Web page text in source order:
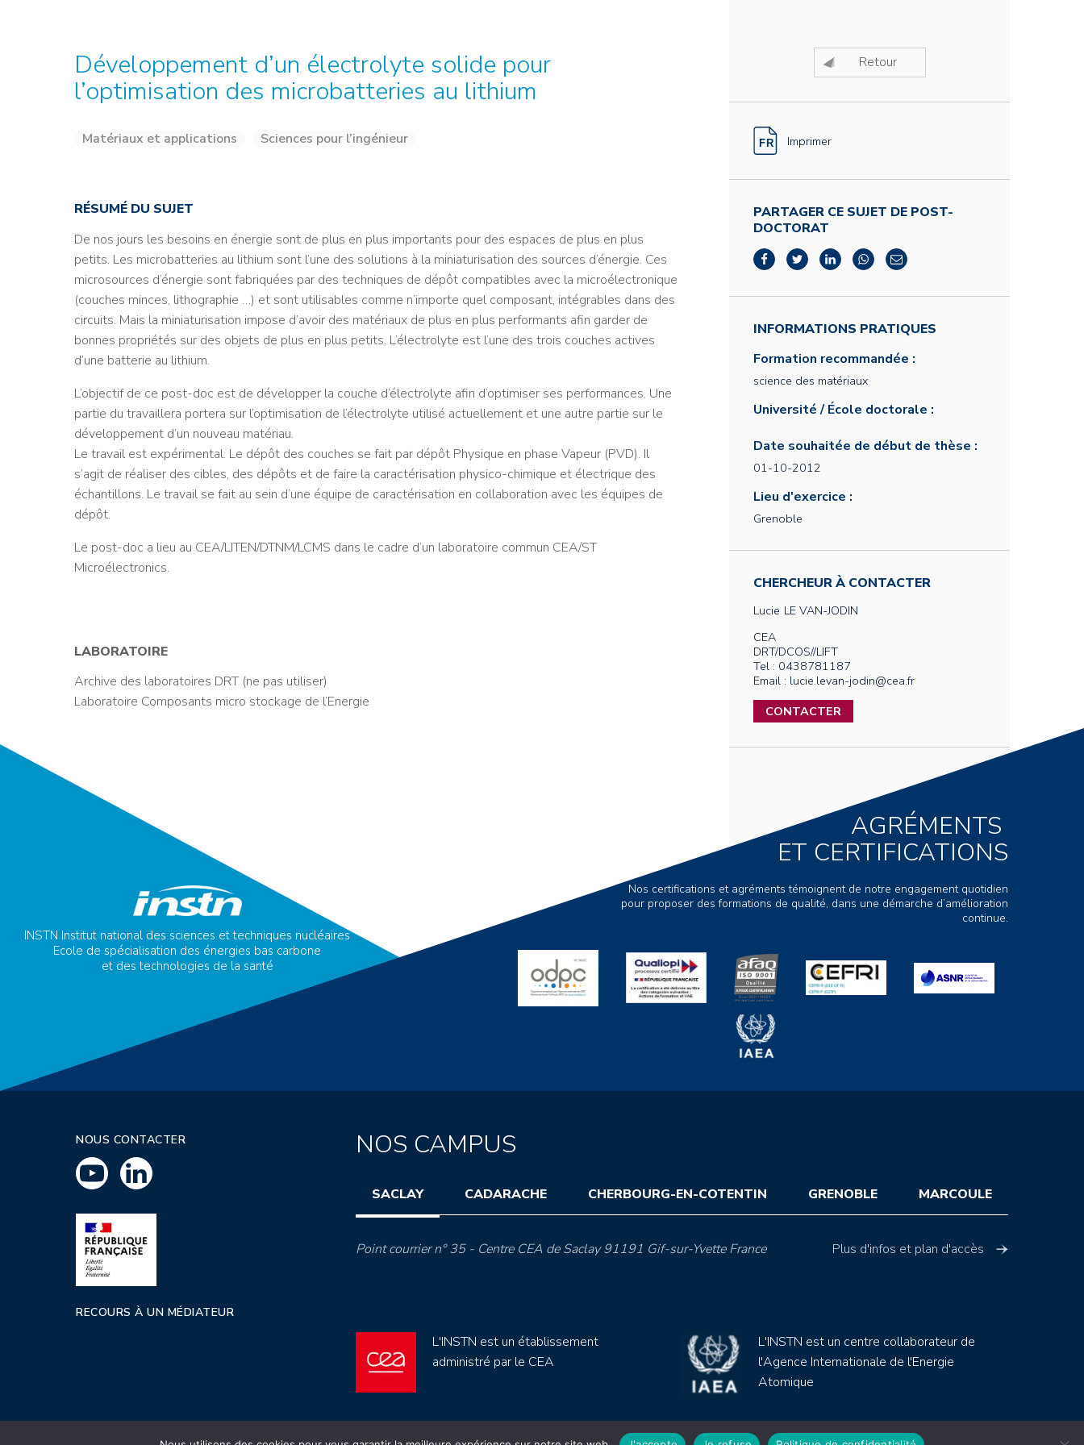
Développement d’un électrolyte solide pour
l’optimisation des microbatteries au lithium
Matériaux et applications Sciences pour l’ingénieur
RÉSUMÉ DU SUJET
De nos jours les besoins en énergie sont de plus en plus importants pour des espaces de plus en plus
petits. Les microbatteries au lithium sont l’une des solutions à la miniaturisation des sources d’énergie. Ces
microsources d’énergie sont fabriquées par des techniques de dépôt compatibles avec la microélectronique
(couches minces, lithographie …) et sont utilisables comme n’importe quel composant, intégrables dans des
circuits. Mais la miniaturisation impose d’avoir des matériaux de plus en plus performants afin garder de
bonnes propriétés sur des objets de plus en plus petits. L’électrolyte est l’une des trois couches actives
d’une batterie au lithium.
L’objectif de ce post-doc est de développer la couche d’électrolyte afin d’optimiser ses performances. Une
partie du travaillera portera sur l’optimisation de l’électrolyte utilisé actuellement et une autre partie sur le
développement d’un nouveau matériau.
Le travail est expérimental. Le dépôt des couches se fait par dépôt Physique en phase Vapeur (PVD). Il
s’agit de réaliser des cibles, des dépôts et de faire la caractérisation physico-chimique et électrique des
échantillons. Le travail se fait au sein d’une équipe de caractérisation en collaboration avec les équipes de
dépôt.
Le post-doc a lieu au CEA/LITEN/DTNM/LCMS dans le cadre d’un laboratoire commun CEA/ST
Microélectronics.
LABORATOIRE
Archive des laboratoires DRT (ne pas utiliser)
Laboratoire Composants micro stockage de l’Energie
Retour
Imprimer
PARTAGER CE SUJET DE POST-
DOCTORAT
INFORMATIONS PRATIQUES
Formation recommandée :
science des matériaux
Université / École doctorale :
Date souhaitée de début de thèse :
01-10-2012
Lieu d'exercice :
Grenoble
CHERCHEUR À CONTACTER
Lucie LE VAN-JODIN
CEA
DRT/DCOS//LIFT
Tel : 0438781187
Email : lucie.levan-jodin@cea.fr
CONTACTER
INSTN Institut national des sciences et techniques nucléaires
Ecole de spécialisation des énergies bas carbone
et des technologies de la santé
AGRÉMENTS
ET CERTIFICATIONS
Nos certifications et agréments témoignent de notre engagement quotidien
pour proposer des formations de qualité, dans une démarche d’amélioration
continue.
NOUS CONTACTER
RECOURS À UN MÉDIATEUR
NOS CAMPUS
SACLAY CADARACHE CHERBOURG-EN-COTENTIN GRENOBLE MARCOULE
Point courrier n° 35 - Centre CEA de Saclay 91191 Gif-sur-Yvette France Plus d'infos et plan d'accès
L'INSTN est un établissement
administré par le CEA
L'INSTN est un centre collaborateur de
l'Agence Internationale de l'Energie
Atomique